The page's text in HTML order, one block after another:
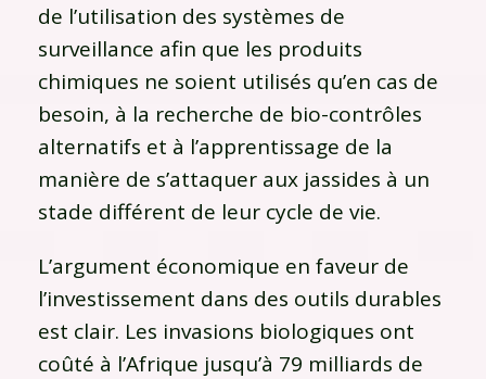
de l’utilisation des systèmes de
surveillance afin que les produits
chimiques ne soient utilisés qu’en cas de
besoin, à la recherche de bio-contrôles
alternatifs et à l’apprentissage de la
manière de s’attaquer aux jassides à un
stade différent de leur cycle de vie.
L’argument économique en faveur de
l’investissement dans des outils durables
est clair. Les invasions biologiques ont
coûté à l’Afrique jusqu’à 79 milliards de